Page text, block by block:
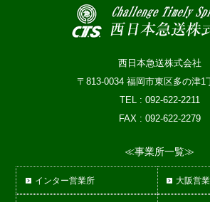
西日本急送株式会社
〒813-0034 福岡市東区多の津1
TEL : 092-622-2211
FAX : 092-622-2279
≪事業所一覧≫
インター営業所 大阪営